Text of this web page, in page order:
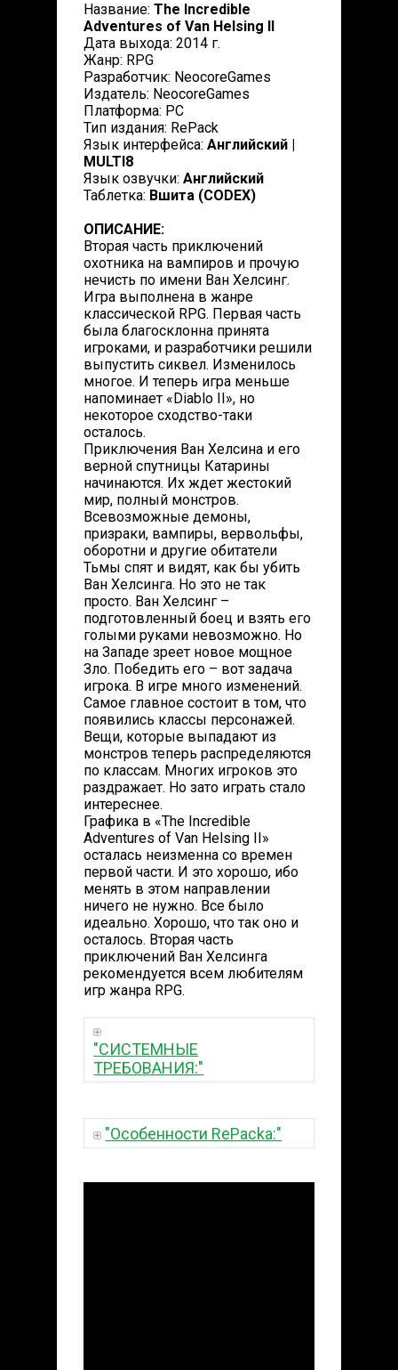
Название: The Incredible
Adventures of Van Helsing II
Дата выхода: 2014 г.
Жанр: RPG
Разработчик: NeocoreGames
Издатель: NeocoreGames
Платформа: РС
Тип издания: RePack
Язык интерфейса: Английский |
MULTI8
Язык озвучки: Английский
Таблетка: Вшита (CODEX)
ОПИСАНИЕ:
Вторая часть приключений
охотника на вампиров и прочую
нечисть по имени Ван Хелсинг.
Игра выполнена в жанре
классической RPG. Первая часть
была благосклонна принята
игроками, и разработчики решили
выпустить сиквел. Изменилось
многое. И теперь игра меньше
напоминает «Diablo II», но
некоторое сходство-таки
осталось.
Приключения Ван Хелсина и его
верной спутницы Катарины
начинаются. Их ждет жестокий
мир, полный монстров.
Всевозможные демоны,
призраки, вампиры, вервольфы,
оборотни и другие обитатели
Тьмы спят и видят, как бы убить
Ван Хелсинга. Но это не так
просто. Ван Хелсинг –
подготовленный боец и взять его
голыми руками невозможно. Но
на Западе зреет новое мощное
Зло. Победить его – вот задача
игрока. В игре много изменений.
Самое главное состоит в том, что
появились классы персонажей.
Вещи, которые выпадают из
монстров теперь распределяются
по классам. Многих игроков это
раздражает. Но зато играть стало
интереснее.
Графика в «The Incredible
Adventures of Van Helsing II»
осталась неизменна со времен
первой части. И это хорошо, ибо
менять в этом направлении
ничего не нужно. Все было
идеально. Хорошо, что так оно и
осталось. Вторая часть
приключений Ван Хелсинга
рекомендуется всем любителям
игр жанра RPG.
"СИСТЕМНЫЕ
ТРЕБОВАНИЯ:"
"Особенности RePacka:"